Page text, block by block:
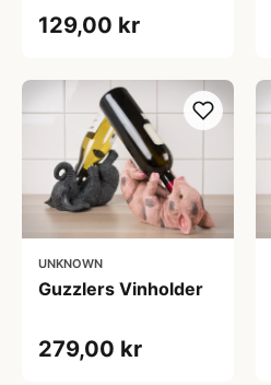
129,00 kr
UNKNOWN
Guzzlers Vinholder
279,00 kr